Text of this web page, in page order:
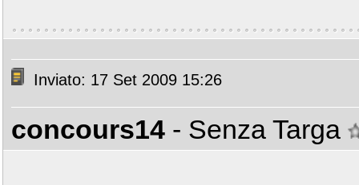
Inviato: 17 Set 2009 15:26
concours14 - Senza Targa